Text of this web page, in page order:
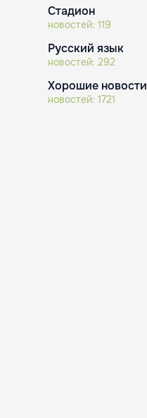
Стадион
новостей: 119
Русский язык
новостей: 292
Хорошие новости
новостей: 1721